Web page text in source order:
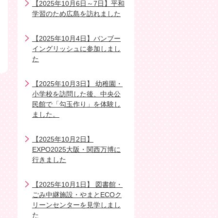
【2025年10月6日～7日】平和
学習のため広島を訪れました
【2025年10月4日】バンブー
イングリッシュに参加しまし
た
【2025年10月3日】 幼稚園・
小学校を訪問した後、中央公
民館で「勾玉作り」を体験し
ました。
【2025年10月2日】
EXPO2025大阪・関西万博に
行きました
【2025年10月1日】 図書館・
ごみ中継施設・やまとECOク
リーンセンターを見学しまし
た